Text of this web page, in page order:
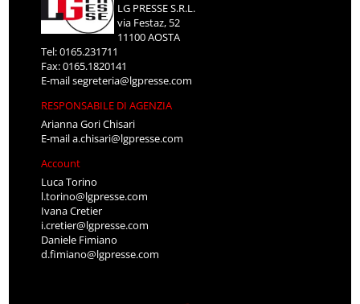
LG PRESSE S.R.L.
via Festaz, 52
11100 AOSTA
Tel: 0165.231711
Fax: 0165.1820141
E-mailsegreteria@lgpresse.com
RESPONSABILE DI AGENZIA
Arianna Gori Chisari
E-maila.chisari@lgpresse.com
Account
Luca Torino
l.torino@lgpresse.com
Ivana Cretier
i.cretier@lgpresse.com
Daniele Fimiano
d.fimiano@lgpresse.com